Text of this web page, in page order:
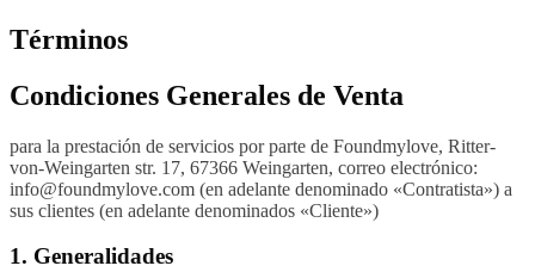
Términos
Condiciones Generales de Venta
para la prestación de servicios por parte de Foundmylove, Ritter-
von-Weingarten str. 17, 67366 Weingarten, correo electrónico:
info@foundmylove.com (en adelante denominado «Contratista») a
sus clientes (en adelante denominados «Cliente»)
1. Generalidades